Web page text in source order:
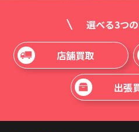
選べる3つ
店舗買取
出張